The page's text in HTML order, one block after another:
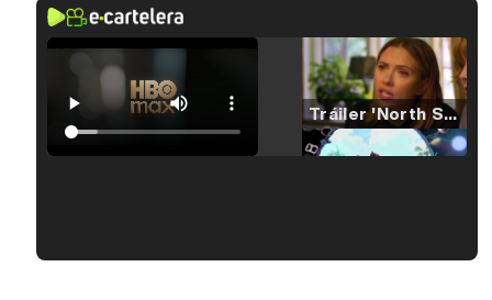
Tráiler 'North Star' (2023)